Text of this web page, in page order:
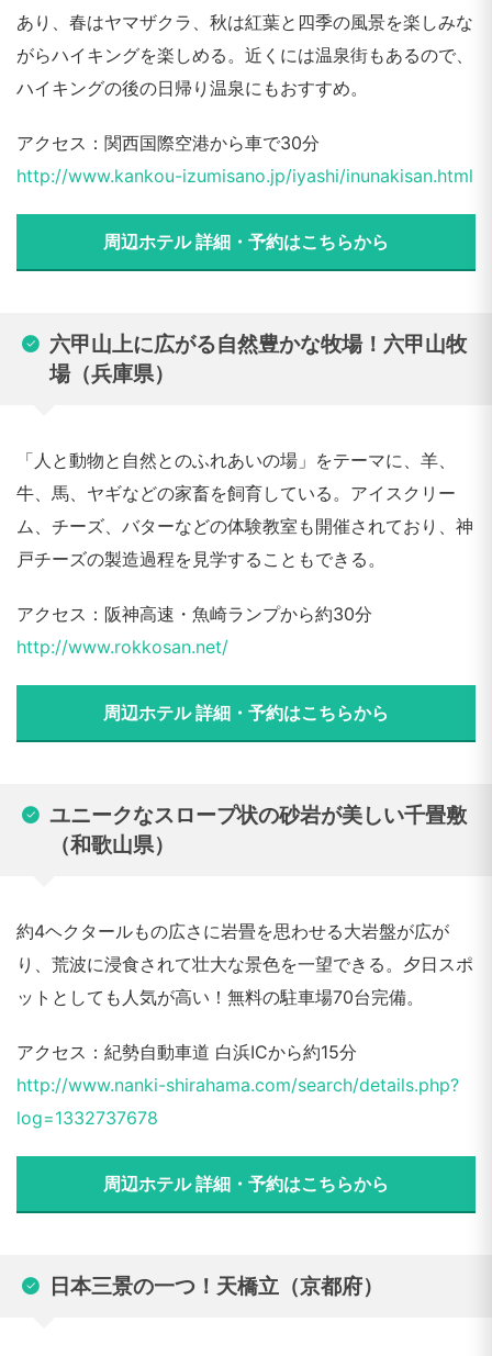
あり、春はヤマザクラ、秋は紅葉と四季の風景を楽しみな
がらハイキングを楽しめる。近くには温泉街もあるので、
ハイキングの後の日帰り温泉にもおすすめ。
アクセス：関西国際空港から車で30分
http://www.kankou-izumisano.jp/iyashi/inunakisan.html
周辺ホテル 詳細・予約はこちらから
六甲山上に広がる自然豊かな牧場！六甲山牧
場（兵庫県）
「人と動物と自然とのふれあいの場」をテーマに、羊、
牛、馬、ヤギなどの家畜を飼育している。アイスクリー
ム、チーズ、バターなどの体験教室も開催されており、神
戸チーズの製造過程を見学することもできる。
アクセス：阪神高速・魚崎ランプから約30分
http://www.rokkosan.net/
周辺ホテル 詳細・予約はこちらから
ユニークなスロープ状の砂岩が美しい千畳敷
（和歌山県）
約4ヘクタールもの広さに岩畳を思わせる大岩盤が広が
り、荒波に浸食されて壮大な景色を一望できる。夕日スポ
ットとしても人気が高い！無料の駐車場70台完備。
アクセス：紀勢自動車道 白浜ICから約15分
http://www.nanki-shirahama.com/search/details.php?
log=1332737678
周辺ホテル 詳細・予約はこちらから
日本三景の一つ！天橋立（京都府）